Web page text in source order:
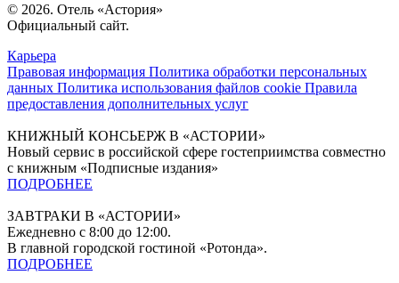
© 2026. Отель «Астория»
Официальный сайт.
Карьера
Правовая информация Политика обработки персональных
данных Политика использования файлов cookie Правила
предоставления дополнительных услуг
КНИЖНЫЙ КОНСЬЕРЖ В «АСТОРИИ»
Новый сервис в российской сфере гостеприимства совместно
с книжным «Подписные издания»
ПОДРОБНЕЕ
ЗАВТРАКИ В «АСТОРИИ»
Ежедневно с 8:00 до 12:00.
В главной городской гостиной «Ротонда».
ПОДРОБНЕЕ